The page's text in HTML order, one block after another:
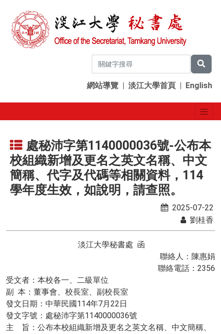
網站導覽 | 淡江大學首頁 | English
處秘沛字第1140000036號-公布本
校組織新增及更名之英文名稱、中文
簡稱、代字及代碼等相關資料，114
學年度生效，如說明，請查照。
2025-07-22
劉桂香
淡江大學秘書處 函
聯絡人：陳惠娟
聯絡電話：2356
受文者：本校各一、二級單位
副 本：董事會、校長室、副校長室
發文日期：中華民國114年7月22日
發文字號：處秘沛字第1140000036號
主 旨：公布本校組織新增及更名之英文名稱、中文簡稱、